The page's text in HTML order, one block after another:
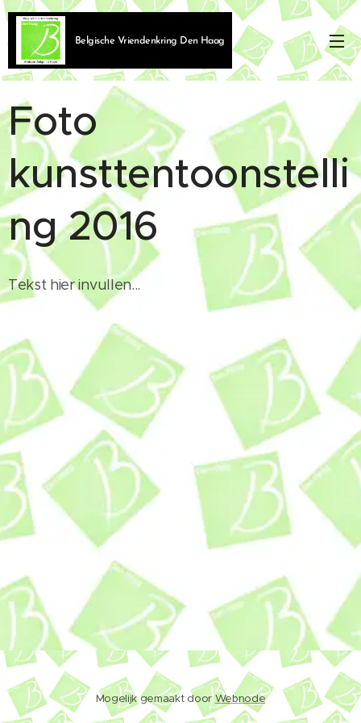
Belgische Vriendenkring Den Haag
Foto
kunsttentoonstelli
ng 2016
Tekst hier invullen...
Mogelijk gemaakt doorWebnode